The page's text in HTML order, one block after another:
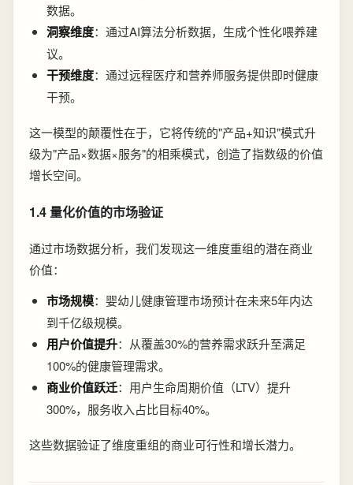
数据。
洞察维度：通过AI算法分析数据，生成个性化喂养建
议。
干预维度：通过远程医疗和营养师服务提供即时健康
干预。
这一模型的颠覆性在于，它将传统的"产品+知识"模式升
级为"产品×数据×服务"的相乘模式，创造了指数级的价值
增长空间。
1.4 量化价值的市场验证
通过市场数据分析，我们发现这一维度重组的潜在商业
价值：
市场规模：婴幼儿健康管理市场预计在未来5年内达
到千亿级规模。
用户价值提升：从覆盖30%的营养需求跃升至满足
100%的健康管理需求。
商业价值跃迁：用户生命周期价值（LTV）提升
300%，服务收入占比目标40%。
这些数据验证了维度重组的商业可行性和增长潜力。